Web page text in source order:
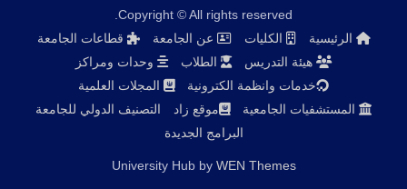
Copyright © All rights reserved.
الرئيسية
الكليات عن الجامعة
قطاعات الجامعة
هيئة التدريس
الطلاب
وحدات ومراكز
خدمات وانظمة الكترونية
المجلات العلمية
المستشفيات الجامعية
موقع زاد
التصنيف الدولي للجامعة
البرامج الجديدة
University Hub by WEN Themes